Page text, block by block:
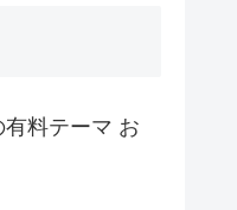
有料テーマ お